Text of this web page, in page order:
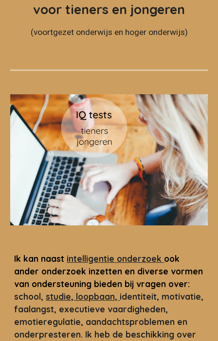
voor tieners en jongeren
(voortgezet onderwijs en hoger onderwijs)
Ik kan naast intelligentie onderzoek ook
ander onderzoek inzetten en diverse vormen
van ondersteuning bieden bij vragen over:
school,studie, loopbaan, identiteit, motivatie,
faalangst, executieve vaardigheden,
emotieregulatie, aandachtsproblemen en
onderpresteren. Ik heb de beschikking over